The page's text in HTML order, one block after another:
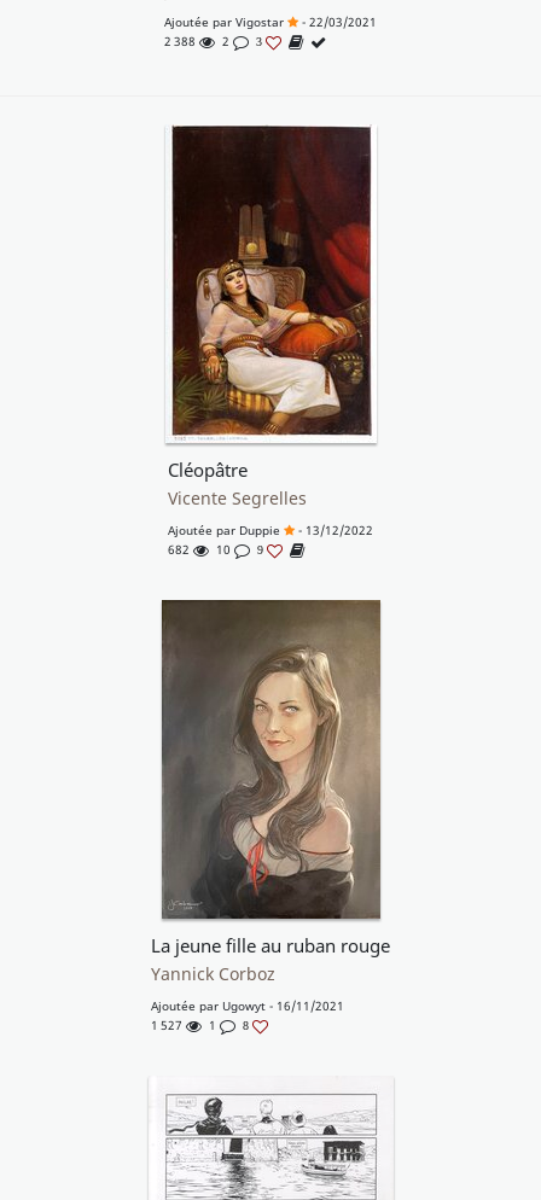
Ajoutée par Vigostar
- 22/03/2021
2 388
2 3
Cléopâtre
Vicente Segrelles
Ajoutée par Duppie
- 13/12/2022
682
10 9
La jeune fille au ruban rouge
Yannick Corboz
Ajoutée par Ugowyt - 16/11/2021
1 527
1 8